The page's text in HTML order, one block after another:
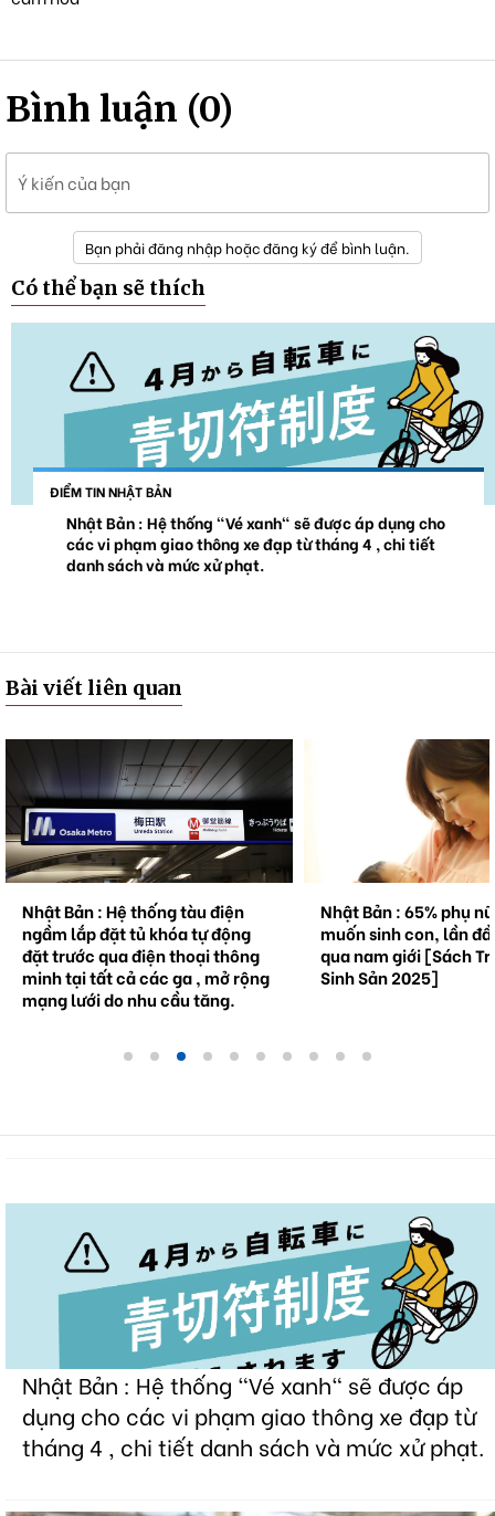
Bình luận (0)
Ý kiến của bạn
Bạn phải đăng nhập hoặc đăng ký để bình luận.
Có thể bạn sẽ thích
ĐIỂM TIN NHẬT BẢN
Nhật Bản : Hệ thống "Vé xanh" sẽ được áp dụng cho
các vi phạm giao thông xe đạp từ tháng 4 , chi tiết
danh sách và mức xử phạt.
Bài viết liên quan
Nhật Bản : Hệ thống tàu điện
ngầm lắp đặt tủ khóa tự động
đặt trước qua điện thoại thông
minh tại tất cả các ga , mở rộng
mạng lưới do nhu cầu tăng.
Nhật Bản : 65% phụ
muốn sinh con, lần
qua nam giới [Sách
Sinh Sản 2025]
Nhật Bản : Hệ thống "Vé xanh" sẽ được áp
dụng cho các vi phạm giao thông xe đạp từ
tháng 4 , chi tiết danh sách và mức xử phạt.